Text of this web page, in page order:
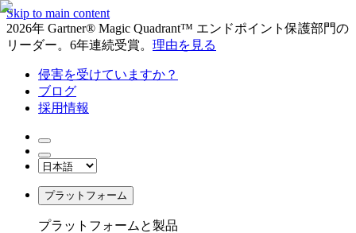
Skip to main content
2026年 Gartner® Magic Quadrant™ エンドポイント保護部門の
リーダー。6年連続受賞。 理由を見る
侵害を受けていますか？
ブログ
採用情報
プラットフォーム
プラットフォームと製品